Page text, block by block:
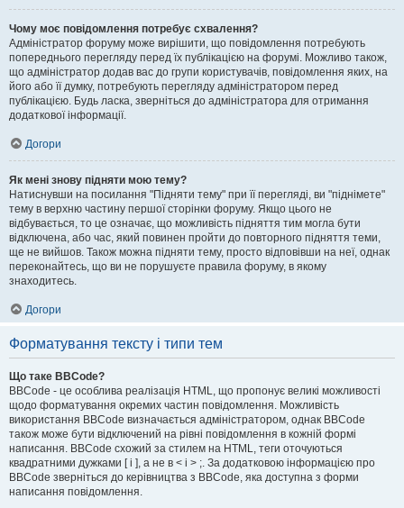
Чому моє повідомлення потребує схвалення?
Адміністратор форуму може вирішити, що повідомлення потребують
попереднього перегляду перед їх публікацією на форумі. Можливо також,
що адміністратор додав вас до групи користувачів, повідомлення яких, на
його або її думку, потребують перегляду адміністратором перед
публікацією. Будь ласка, зверніться до адміністратора для отримання
додаткової інформації.
Догори
Як мені знову підняти мою тему?
Натиснувши на посилання "Підняти тему" при її перегляді, ви "піднімете"
тему в верхню частину першої сторінки форуму. Якщо цього не
відбувається, то це означає, що можливість підняття тим могла бути
відключена, або час, який повинен пройти до повторного підняття теми,
ще не вийшов. Також можна підняти тему, просто відповівши на неї, однак
переконайтесь, що ви не порушуєте правила форуму, в якому
знаходитесь.
Догори
Форматування тексту і типи тем
Що таке BBCode?
BBCode - це особлива реалізація HTML, що пропонує великі можливості
щодо форматування окремих частин повідомлення. Можливість
використання BBCode визначається адміністратором, однак BBCode
також може бути відключений на рівні повідомлення в кожній формі
написання. BBCode схожий за стилем на HTML, теги оточуються
квадратними дужками [ і ], а не в < і > ;. За додатковою інформацією про
BBCode зверніться до керівництва з BBCode, яка доступна з форми
написання повідомлення.